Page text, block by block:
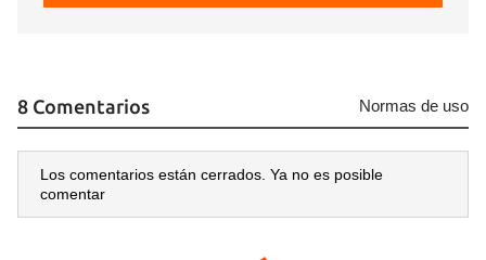
8 Comentarios Normas de uso
Los comentarios están cerrados. Ya no es posible
comentar